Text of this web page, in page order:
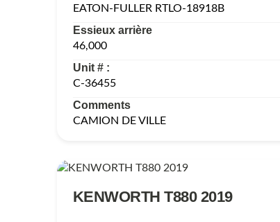
EATON-FULLER RTLO-18918B
Essieux arrière
46,000
Unit # :
C-36455
Comments
CAMION DE VILLE
KENWORTH T880 2019